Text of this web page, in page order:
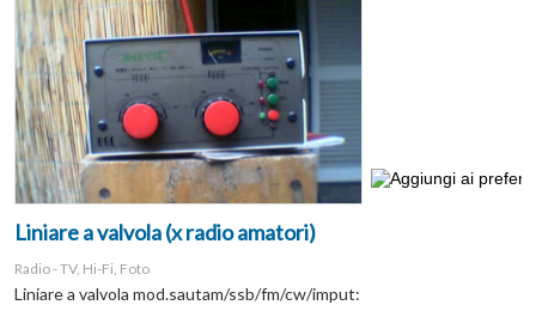
Liniare a valvola (x radio amatori)
Radio - TV, Hi-Fi, Foto
Liniare a valvola mod.sautam/ssb/fm/cw/imput: